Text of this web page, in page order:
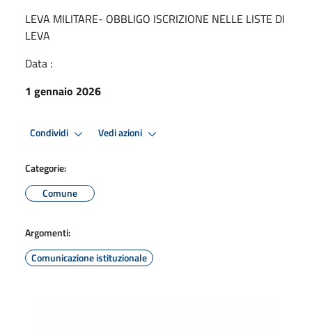
LEVA MILITARE- OBBLIGO ISCRIZIONE NELLE LISTE DI
LEVA
Data :
1 gennaio 2026
Condividi Vedi azioni
Categorie:
Comune
Argomenti:
Comunicazione istituzionale